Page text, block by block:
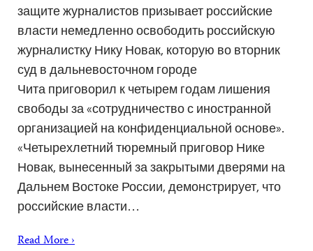
защите журналистов призывает российские
власти немедленно освободить российскую
журналистку Нику Новак, которую во вторник
суд в дальневосточном городе
Чита приговорил к четырем годам лишения
свободы за «сотрудничество с иностранной
организацией на конфиденциальной основе».
«Четырехлетний тюремный приговор Нике
Новак, вынесенный за закрытыми дверями на
Дальнем Востоке России, демонстрирует, что
российские власти…
Read More ›